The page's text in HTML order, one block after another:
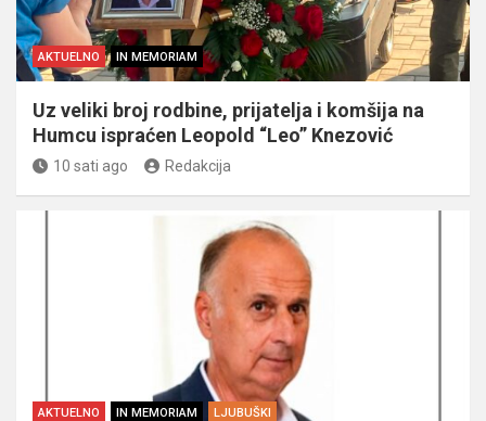
AKTUELNO IN MEMORIAM
Uz veliki broj rodbine, prijatelja i komšija na
Humcu ispraćen Leopold “Leo” Knezović
10 sati ago Redakcija
AKTUELNO IN MEMORIAM LJUBUŠKI